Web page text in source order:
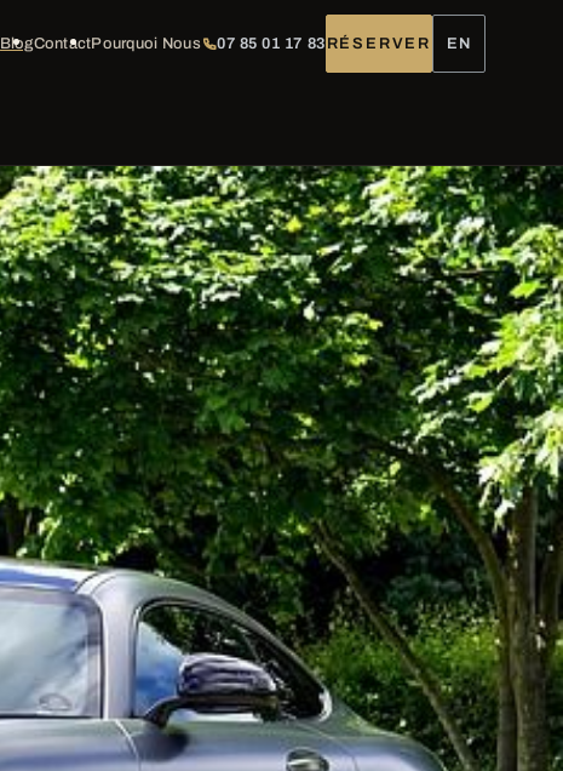
BlogContactPourquoi Nous 07 85 01 17 83 RÉSERVER EN